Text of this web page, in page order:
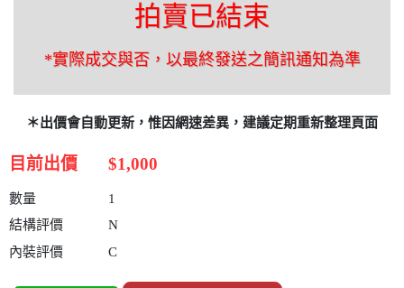
拍賣已結束
*實際成交與否，以最終發送之簡訊通知為準
＊出價會自動更新，惟因網速差異，建議定期重新整理頁面
目前出價 $1,000
數量
1
結構評價
N
內裝評價
C